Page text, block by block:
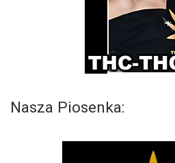
Nasza Piosenka: